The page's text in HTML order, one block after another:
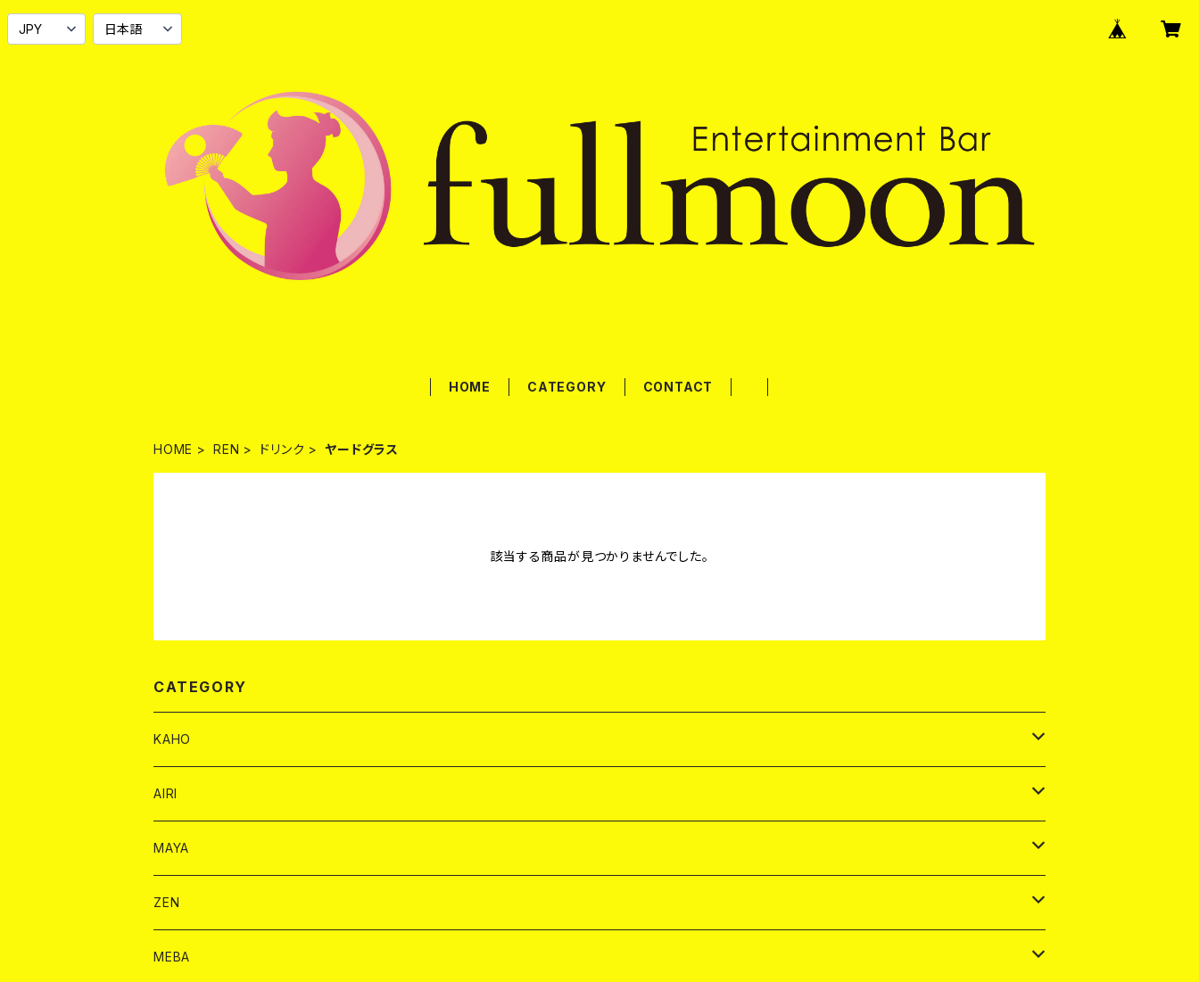
HOME CATEGORY CONTACT
HOME REN ドリンク ヤードグラス
該当する商品が見つかりませんでした。
CATEGORY
KAHO
シャンパンカード
モエシャンドン カード
ヴーヴクリコ カード
BAIKA カード
ノーマル カード
プレミアム カード
ドリンク カード
１ドリンクカード
チェキ カード
AIRI
シャンパン カード
モエシャンドン カード
ヴーヴクリコ カード
BAIKA カード
ノーマル カード
ドリンク カード
MAYA
ドリンク
1ドリンク
チェキ
ZEN
ドリンク
MEBA